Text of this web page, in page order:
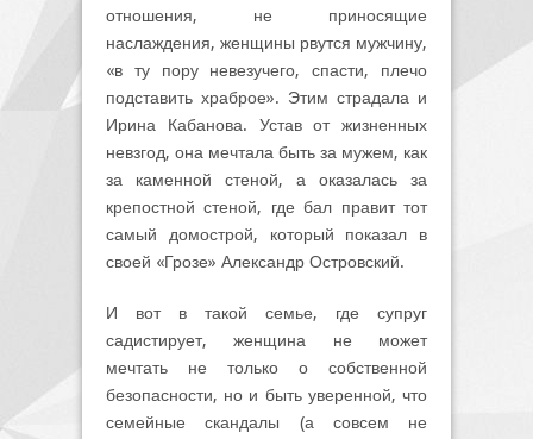
отношения, не приносящие
наслаждения, женщины рвутся мужчину,
«в ту пору невезучего, спасти, плечо
подставить храброе». Этим страдала и
Ирина Кабанова. Устав от жизненных
невзгод, она мечтала быть за мужем, как
за каменной стеной, а оказалась за
крепостной стеной, где бал правит тот
самый домострой, который показал в
своей «Грозе» Александр Островский.
И вот в такой семье, где супруг
садистирует, женщина не может
мечтать не только о собственной
безопасности, но и быть уверенной, что
семейные скандалы (а совсем не